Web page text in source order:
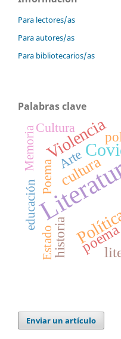
Para lectores/as
Para autores/as
Para bibliotecarios/as
Palabras clave
Violencia
cultura
poema
historia
Cultura
Poema Arte
educación
Memoria
Estado
Enviar un artículo